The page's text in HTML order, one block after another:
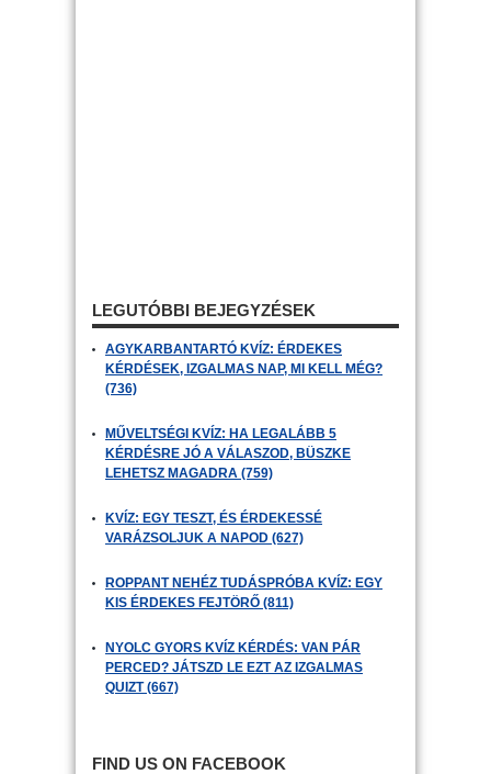
LEGUTÓBBI BEJEGYZÉSEK
AGYKARBANTARTÓ KVÍZ: ÉRDEKES
KÉRDÉSEK, IZGALMAS NAP, MI KELL MÉG?
(736)
MŰVELTSÉGI KVÍZ: HA LEGALÁBB 5
KÉRDÉSRE JÓ A VÁLASZOD, BÜSZKE
LEHETSZ MAGADRA (759)
KVÍZ: EGY TESZT, ÉS ÉRDEKESSÉ
VARÁZSOLJUK A NAPOD (627)
ROPPANT NEHÉZ TUDÁSPRÓBA KVÍZ: EGY
KIS ÉRDEKES FEJTÖRŐ (811)
NYOLC GYORS KVÍZ KÉRDÉS: VAN PÁR
PERCED? JÁTSZD LE EZT AZ IZGALMAS
QUIZT (667)
FIND US ON FACEBOOK